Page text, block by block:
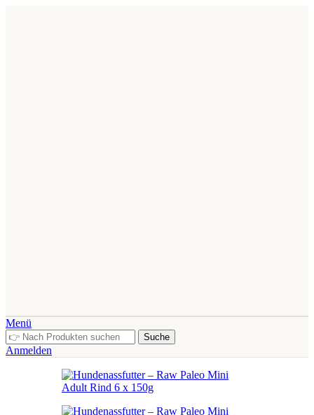
Menü
Suche
Anmelden